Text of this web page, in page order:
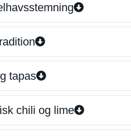
tapas
chili og lime